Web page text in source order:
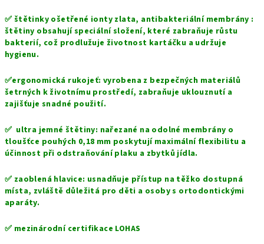
✅ štětinky ošetřené ionty zlata, antibakteriální membrány :
štětiny obsahují speciální složení, které zabraňuje růstu
bakterií, což prodlužuje životnost kartáčku a udržuje
hygienu.
✅ergonomická rukojeť: vyrobena z bezpečných materiálů
šetrných k životnímu prostředí, zabraňuje uklouznutí a
zajišťuje snadné použití.
✅ ultra jemné štětiny: nařezané na odolné membrány o
tloušťce pouhých 0,18 mm poskytují maximální flexibilitu a
účinnost při odstraňování plaku a zbytků jídla.
✅ zaoblená hlavice: usnadňuje přístup na těžko dostupná
místa, zvláště důležitá pro děti a osoby s ortodontickými
aparáty.
✅ mezinárodní certifikace LOHAS